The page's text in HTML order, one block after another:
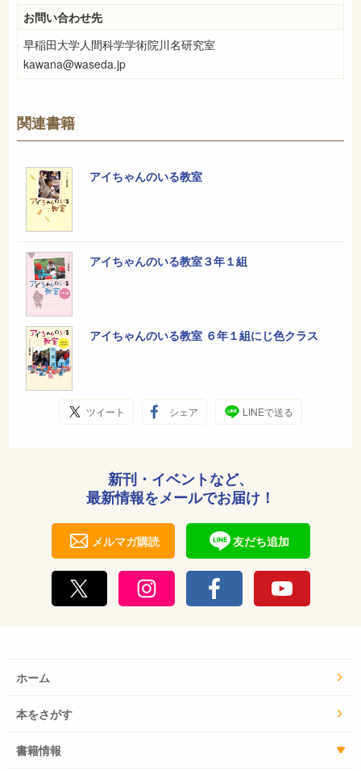
お問い合わせ先
早稲田大学人間科学学術院川名研究室
kawana@waseda.jp
関連書籍
アイちゃんのいる教室
アイちゃんのいる教室３年１組
アイちゃんのいる教室 ６年１組にじ色クラス
ツイート シェア LINEで送る
新刊・イベントなど、
最新情報をメールでお届け！
メルマガ購読 友だち追加
ホーム
本をさがす
書籍情報